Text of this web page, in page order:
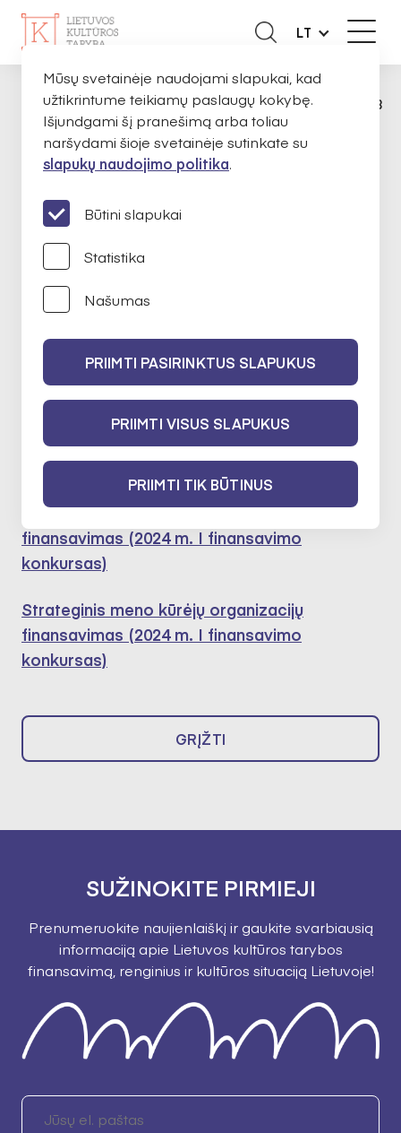
LT
PAGRINDINISAPIE MUS EKSPERTAI MONIKA
Monika Gimbutaitė
Kultūros vadyba
2023-09-25 iki 2025-09-25
Dalyvavo šiose ekspertų darbo
grupėse:
Strateginis meno kūrėjų organizacijų
finansavimas (2024 m. I finansavimo
konkursas)
Strateginis meno kūrėjų organizacijų
finansavimas (2024 m. I finansavimo
konkursas)
GRĮŽTI
SUŽINOKITE PIRMIEJI
Prenumeruokite naujienlaiškį ir gaukite svarbiausią
informaciją apie Lietuvos kultūros tarybos
finansavimą, renginius ir kultūros situaciją Lietuvoje!
Mūsų svetainėje naudojami slapukai, kad
užtikrintume teikiamų paslaugų kokybę.
Išjundgami šį pranešimą arba toliau
naršydami šioje svetainėje sutinkate su
slapukų naudojimo politika.
Būtini slapukai
Statistika
Našumas
PRIIMTI PASIRINKTUS SLAPUKUS
PRIIMTI VISUS SLAPUKUS
PRIIMTI TIK BŪTINUS